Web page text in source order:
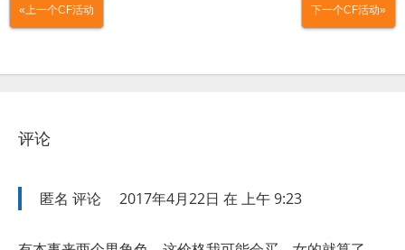
«上一个CF活动 下一个CF活动»
评论
匿名 评论 2017年4月22日 在 上午 9:23